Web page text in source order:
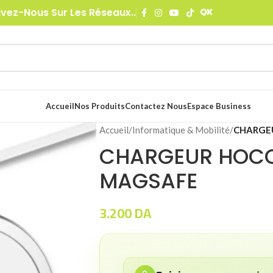
Nous Sur Les Réseaux..
AccueilNos ProduitsContactez NousEspace Business
Accueil/Informatique & Mobilité/
CHARGEUR
MAGSAFE
3.200DA